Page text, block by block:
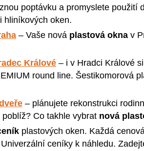
poptávku a promyslete použití
hliníkových oken.
– Vaše nová plastová okna v
Králové – i v Hradci Králové
round line. Šestikomorová
– plánujete rekonstrukci
Co takhle vybrat nová
plastových oken. Každá
ceníky k náhledu.